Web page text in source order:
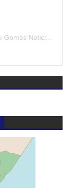
Uma publicação partilhada por Blog Adalberto Gomes Noticias (@blogadalbertogomesnoticiass)